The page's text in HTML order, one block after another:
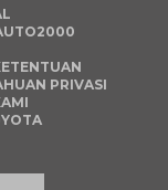
PRIVASI